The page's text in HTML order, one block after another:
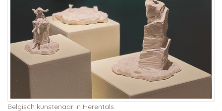
Belgisch kunstenaar in Herentals.